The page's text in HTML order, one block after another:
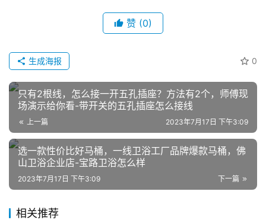
体
社
区
注册
赞 (0)
0
生成海报
只有2根线，怎么接一开五孔插座？方法有2个，师傅现
场演示给你看-带开关的五孔插座怎么接线
上一篇 2023年7月17日 下午3:09
选一款性价比好马桶，一线卫浴工厂品牌爆款马桶，佛
山卫浴企业店-宝路卫浴怎么样
下一篇
2023年7月17日 下午3:09
相关推荐